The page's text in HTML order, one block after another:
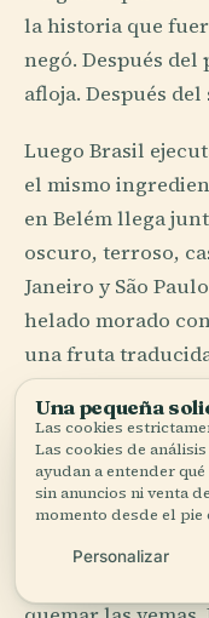
la historia que
negó. Después
afloja. Después
Luego Brasil
el mismo
en Belém llega
oscuro, terroso,
Janeiro y São
helado morado
una fruta
revendida como
Brasil. La
básicos.
La mejor lección
tierras de Minas,
Ouro Preto, aún
Una pequeña
Las cookies
Las cookies de
ayudan a entender
sin anuncios ni venta
momento desde el pie
Personalizar